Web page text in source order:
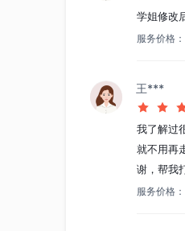
学姐修改
服务价格：
王***
我了解过
就不用再
谢，帮我
服务价格：